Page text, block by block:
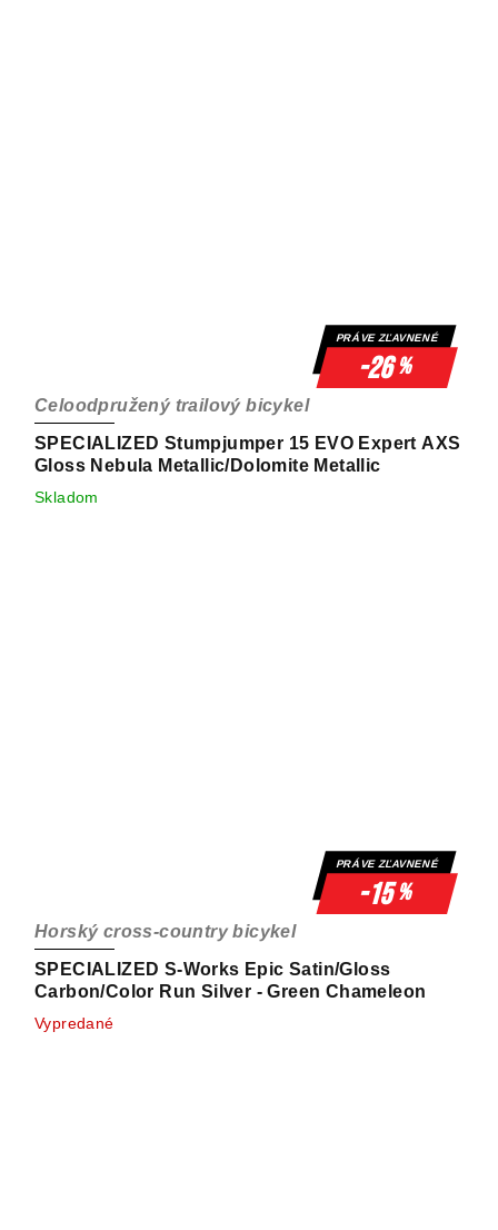
PRÁVE ZĽAVNENÉ
-26%
SPECIALIZED Stumpjumper 15 EVO Expert AXS
Gloss Nebula Metallic/Dolomite Metallic
Celoodpružený trailový bicykel
Skladom
PRÁVE ZĽAVNENÉ
-15%
SPECIALIZED S-Works Epic Satin/Gloss
Carbon/Color Run Silver - Green Chameleon
Horský cross-country bicykel
Vypredané